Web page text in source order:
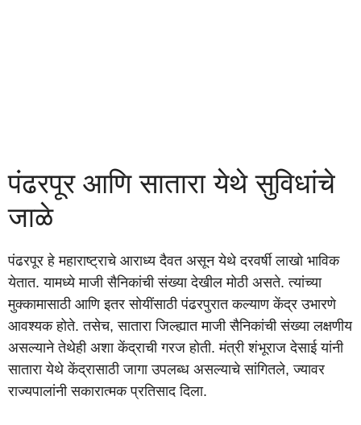
पंढरपूर आणि सातारा येथे सुविधांचे
जाळे
पंढरपूर हे महाराष्ट्राचे आराध्य दैवत असून येथे दरवर्षी लाखो भाविक
येतात. यामध्ये माजी सैनिकांची संख्या देखील मोठी असते. त्यांच्या
मुक्कामासाठी आणि इतर सोयींसाठी पंढरपुरात कल्याण केंद्र उभारणे
आवश्यक होते. तसेच, सातारा जिल्ह्यात माजी सैनिकांची संख्या लक्षणीय
असल्याने तेथेही अशा केंद्राची गरज होती. मंत्री शंभूराज देसाई यांनी
सातारा येथे केंद्रासाठी जागा उपलब्ध असल्याचे सांगितले, ज्यावर
राज्यपालांनी सकारात्मक प्रतिसाद दिला.